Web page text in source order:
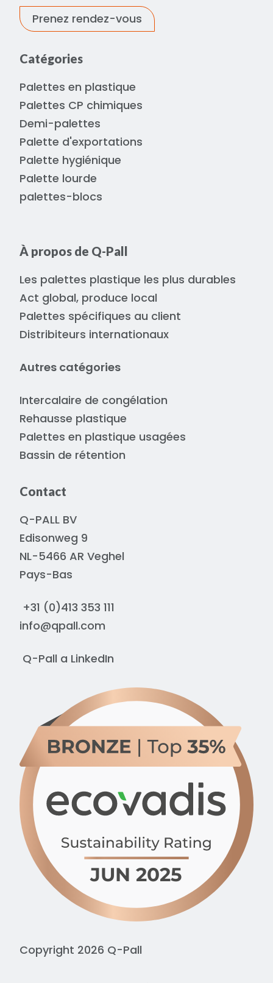
Prenez rendez-vous
Catégories
Palettes en plastique
Palettes CP chimiques
Demi-palettes
Palette d'exportations
Palette hygiénique
Palette lourde
palettes-blocs
À propos de Q-Pall
Les palettes plastique les plus durables
Act global, produce local
Palettes spécifiques au client
Distribiteurs internationaux
Autres catégories
Intercalaire de congélation
Rehausse plastique
Palettes en plastique usagées
Bassin de rétention
Contact
Q-PALL BV
Edisonweg 9
NL-5466 AR Veghel
Pays-Bas
+31 (0)413 353 111
info@qpall.com
Q-Pall a LinkedIn
Copyright 2026 Q-Pall